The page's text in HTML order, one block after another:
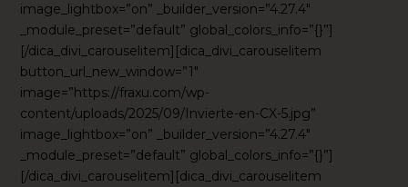
image_lightbox=”on” _builder_version=”4.27.4″
_module_preset=”default” global_colors_info=”{}”]
[/dica_divi_carouselitem][dica_divi_carouselitem
button_url_new_window=”1″
image=”https://fraxu.com/wp-
content/uploads/2025/09/Invierte-en-CX-5.jpg”
image_lightbox=”on” _builder_version=”4.27.4″
_module_preset=”default” global_colors_info=”{}”]
[/dica_divi_carouselitem][dica_divi_carouselitem